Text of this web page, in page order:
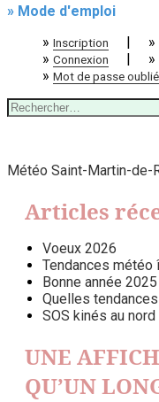
» Mode d'emploi
» Inscription | »
» Connexion | »
» Mot de passe
Rechercher :
Météo Saint-Martin-de-
Articles
Voeux 2026
Tendances météo
Bonne année
Quelles
SOS kinés au nord
UNE
QU’UN